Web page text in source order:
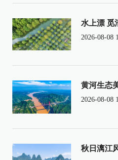
水上漂 觅
2026-08-08
黄河生态
2026-08-08
秋日漓江